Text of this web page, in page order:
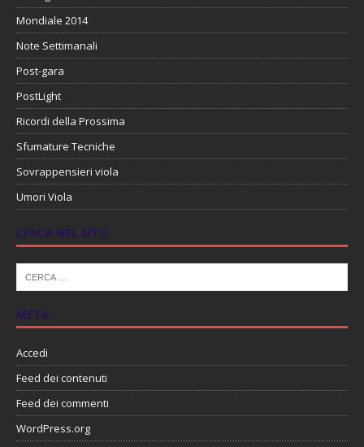
Mondiale 2014
Note Settimanali
Post-gara
PostLight
Ricordi della Prossima
Sfumature Tecniche
Sovrappensieri viola
Umori Viola
CERCA NEL SITO
META
Accedi
Feed dei contenuti
Feed dei commenti
WordPress.org